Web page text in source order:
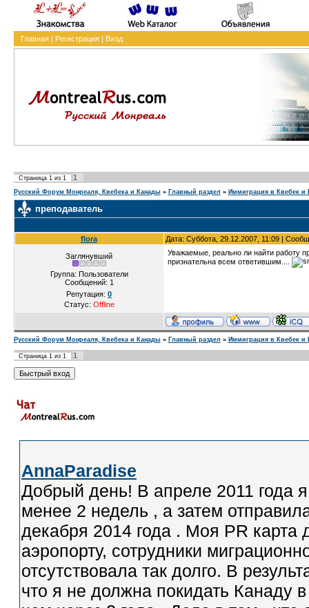
Главная| Регистрация| Вход
Страница 1из 1 1
Русский Форум Монреаля, Квебека и Канады » Главный раздел » Иммиграция в Квебек и
преподаватель
flora Дата: Суббота, 29.12.2007, 11:09 |
Заглянувший
Группа: Пользователи
Сообщений: 1
Репутация:0
Статус: Offline
Уважаемые, реально ли найти работу
признательна всем ответившим....
Русский Форум Монреаля, Квебека и Канады » Главный раздел » Иммиграция в Квебек и
Страница 1из 1 1